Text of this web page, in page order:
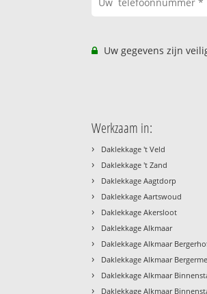
Uw gegevens zijn
Werkzaam in:
› Daklekkage 't Veld
› Daklekkage 't Zand
› Daklekkage Aagtdorp
› Daklekkage Aartswoud
› Daklekkage Akersloot
› Daklekkage Alkmaar
› Daklekkage Alkmaar
› Daklekkage Alkmaar
› Daklekkage Alkmaar
› Daklekkage Alkmaar